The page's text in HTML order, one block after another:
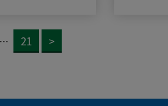
... 21 >